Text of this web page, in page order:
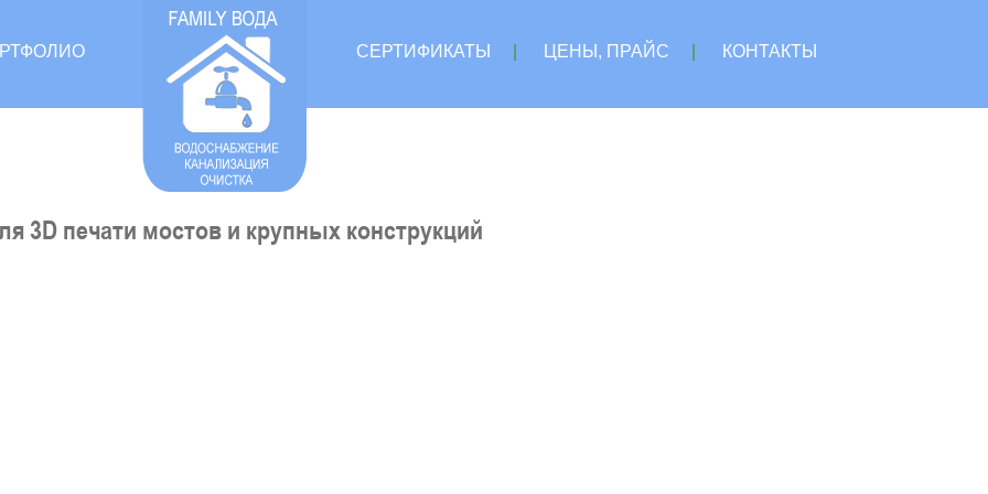
СЕРТИФИКАТЫ ЦЕНЫ, ПРАЙС КОНТАКТЫ
3D печати мостов и крупных конструкций